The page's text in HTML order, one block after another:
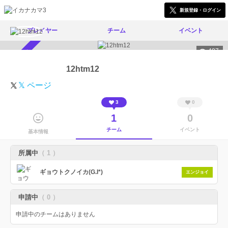
新規登録・ログイン
プレイヤー チーム イベント
487
12htm12
𝕏 ページ
基本情報
3
1
チーム
0
0
イベント
所属中 （ 1 ）
ギョウトクノイカ(G.I*) エンジョイ
申請中 （ 0 ）
申請中のチームはありません